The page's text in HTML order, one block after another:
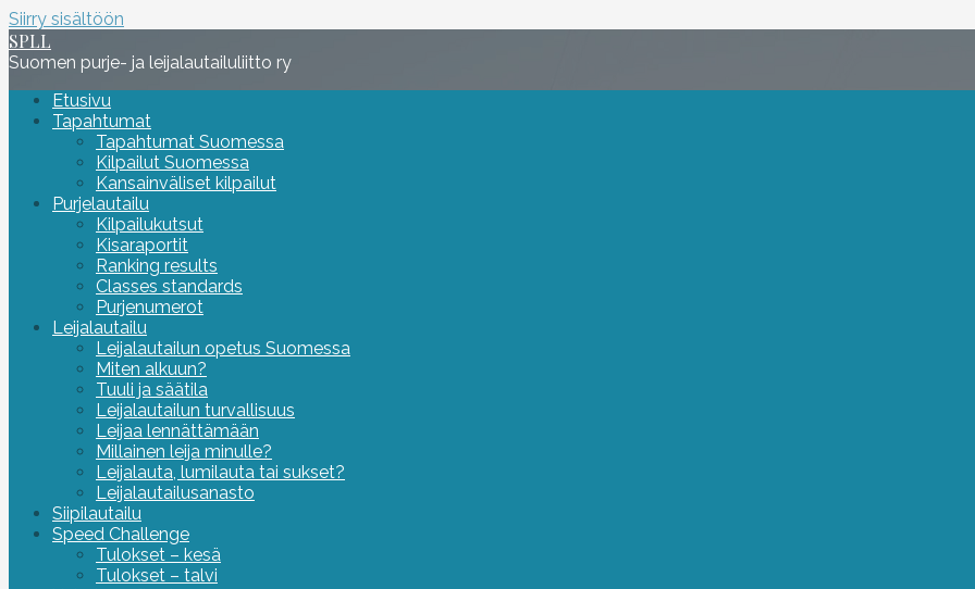
Siirry sisältöön
SPLL
Suomen purje- ja leijalautailuliitto ry
Etusivu
Tapahtumat
Tapahtumat Suomessa
Kilpailut Suomessa
Kansainväliset kilpailut
Purjelautailu
Kilpailukutsut
Kisaraportit
Ranking results
Classes standards
Purjenumerot
Leijalautailu
Leijalautailun opetus Suomessa
Miten alkuun?
Tuuli ja säätila
Leijalautailun turvallisuus
Leijaa lennättämään
Millainen leija minulle?
Leijalauta, lumilauta tai sukset?
Leijalautailusanasto
Siipilautailu
Speed Challenge
Tulokset – kesä
Tulokset – talvi